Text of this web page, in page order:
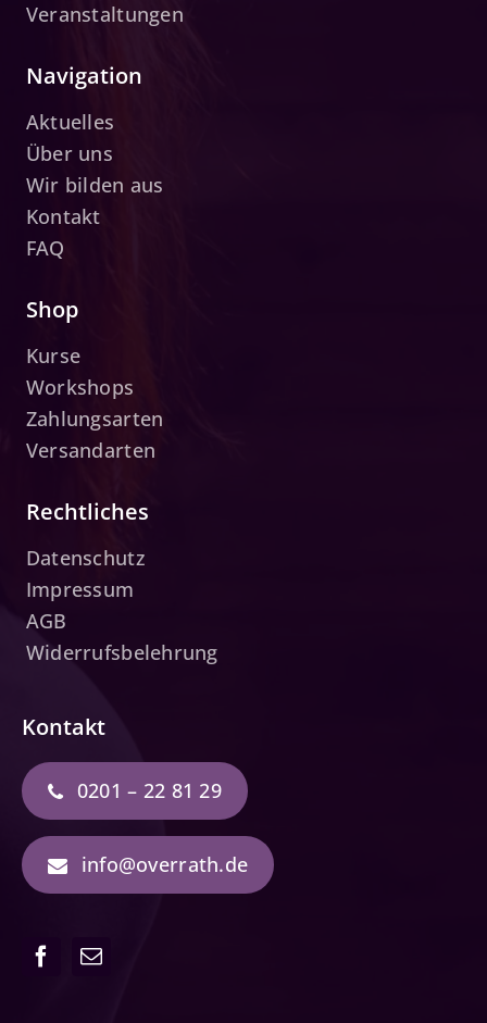
Veranstaltungen
Navigation
Aktuelles
Über uns
Wir bilden aus
Kontakt
FAQ
Kontakt
0201 – 22 81 29
info@overrath.de
Shop
Kurse
Workshops
Zahlungsarten
Versandarten
Rechtliches
Datenschutz
Impressum
AGB
Widerrufsbelehrung